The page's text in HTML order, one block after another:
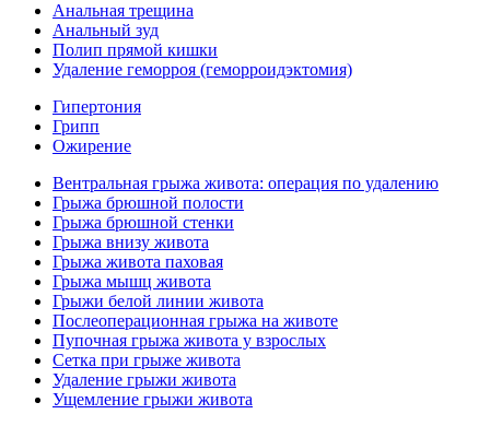
Анальная трещина
Анальный зуд
Полип прямой кишки
Удаление геморроя (геморроидэктомия)
Гипертония
Грипп
Ожирение
Вентральная грыжа живота: операция по удалению
Грыжа брюшной полости
Грыжа брюшной стенки
Грыжа внизу живота
Грыжа живота паховая
Грыжа мышц живота
Грыжи белой линии живота
Послеоперационная грыжа на животе
Пупочная грыжа живота у взрослых
Сетка при грыже живота
Удаление грыжи живота
Ущемление грыжи живота